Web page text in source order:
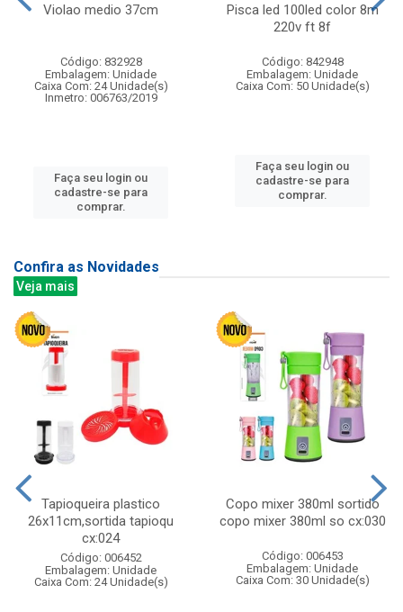
Violao medio 37cm
Código: 832928
Embalagem: Unidade
Caixa Com: 24 Unidade(s)
Inmetro: 006763/2019
Faça seu login ou
cadastre-se para
comprar.
Pisca led 100led color 8m
220v ft 8f
Código: 842948
Embalagem: Unidade
Caixa Com: 50 Unidade(s)
Faça seu login ou
cadastre-se para
comprar.
Confira as Novidades
Veja mais
Tapioqueira plastico
26x11cm,sortida tapioqu
cx:024
Código: 006452
Embalagem: Unidade
Caixa Com: 24 Unidade(s)
Copo mixer 380ml sortido
copo mixer 380ml so cx:030
Código: 006453
Embalagem: Unidade
Caixa Com: 30 Unidade(s)